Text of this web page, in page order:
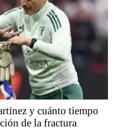
y cuánto tiempo
de la fractura